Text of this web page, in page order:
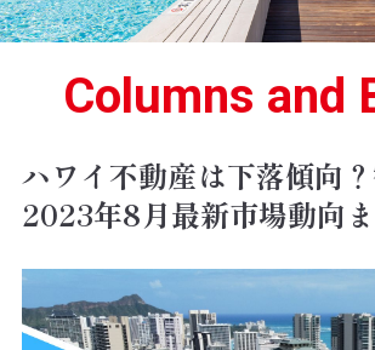
Columns and
ハワイ不動産は下落傾向
2023年8月最新市場動向